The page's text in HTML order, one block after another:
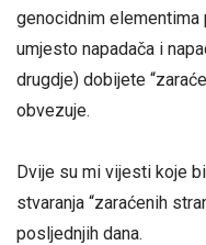
genocidnim elementima
umjesto napadača i
drugdje) dobijete
obvezuje.
Dvije su mi vijesti koje
stvaranja “zaraćenih
posljednjih dana.